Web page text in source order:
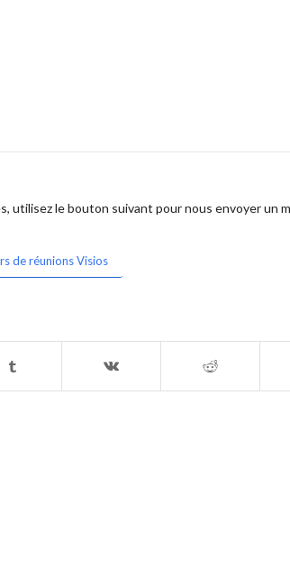
utilisez le bouton suivant pour nous envoyer un
de réunions Visios